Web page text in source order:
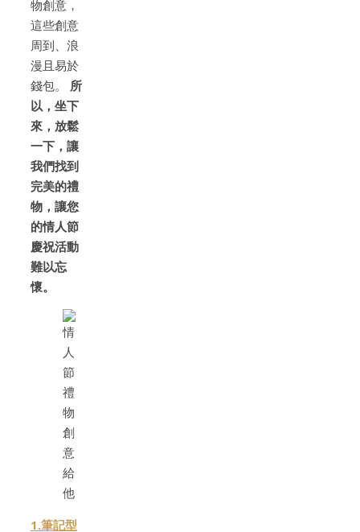
物創意，
這些創意
周到、浪
漫且易於
錢包。 所
以，坐下
來，放鬆
一下，讓
我們找到
完美的禮
物，讓您
的情人節
慶祝活動
難以忘
懷。
1.筆記型